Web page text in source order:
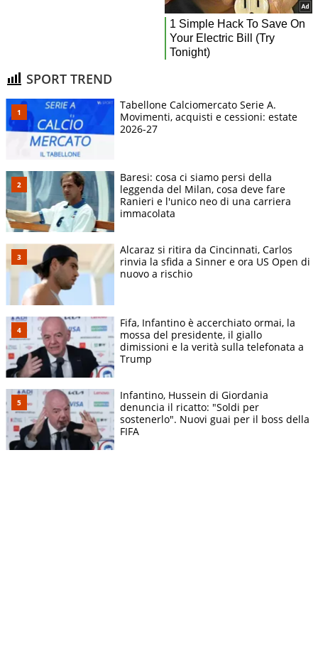
SPORT TREND
Tabellone Calciomercato Serie A.
Movimenti, acquisti e cessioni: estate
2026-27
Baresi: cosa ci siamo persi della
leggenda del Milan, cosa deve fare
Ranieri e l'unico neo di una carriera
immacolata
Alcaraz si ritira da Cincinnati, Carlos
rinvia la sfida a Sinner e ora US Open di
nuovo a rischio
Fifa, Infantino è accerchiato ormai, la
mossa del presidente, il giallo
dimissioni e la verità sulla telefonata a
Trump
Infantino, Hussein di Giordania
denuncia il ricatto: "Soldi per
sostenerlo". Nuovi guai per il boss della
FIFA